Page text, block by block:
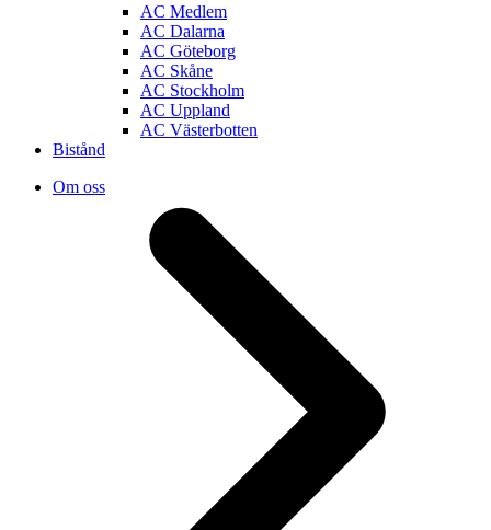
AC Medlem
AC Dalarna
AC Göteborg
AC Skåne
AC Stockholm
AC Uppland
AC Västerbotten
Bistånd
Om oss